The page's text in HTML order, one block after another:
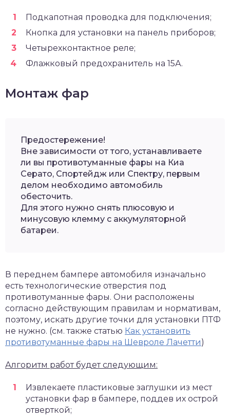
Подкапотная проводка для подключения;
Кнопка для установки на панель приборов;
Четырехконтактное реле;
Флажковый предохранитель на 15А.
Монтаж фар
Предостережение!
Вне зависимости от того, устанавливаете
ли вы противотуманные фары на Киа
Серато, Спортейдж или Спектру, первым
делом необходимо автомобиль
обесточить.
Для этого нужно снять плюсовую и
минусовую клемму с аккумуляторной
батареи.
В переднем бампере автомобиля изначально
есть технологические отверстия под
противотуманные фары. Они расположены
согласно действующим правилам и нормативам,
поэтому, искать другие точки для установки ПТФ
не нужно. (см. также статью Как установить
противотуманные фары на Шевроле Лачетти)
Алгоритм работ будет следующим:
Извлекаете пластиковые заглушки из мест
установки фар в бампере, поддев их острой
отверткой;